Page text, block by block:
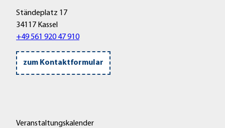
Ständeplatz 17
34117 Kassel
+49 561 920 47 910
zum Kontaktformular
Veranstaltungskalender